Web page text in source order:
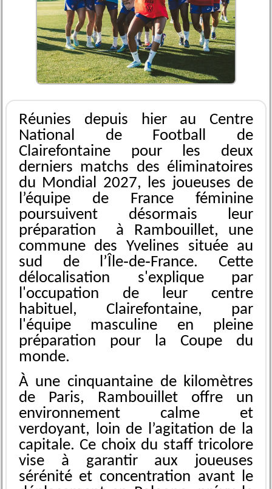
Réunies depuis hier au Centre
National de Football de
Clairefontaine pour les deux
derniers matchs des éliminatoires
du Mondial 2027, les joueuses de
l’équipe de France féminine
poursuivent désormais leur
préparation à Rambouillet, une
commune des Yvelines située au
sud de l’Île‑de‑France. Cette
délocalisation s'explique par
l'occupation de leur centre
habituel, Clairefontaine, par
l'équipe masculine en pleine
préparation pour la Coupe du
monde.
À une cinquantaine de kilomètres
de Paris, Rambouillet offre un
environnement calme et
verdoyant, loin de l’agitation de la
capitale. Ce choix du staff tricolore
vise à garantir aux joueuses
sérénité et concentration avant le